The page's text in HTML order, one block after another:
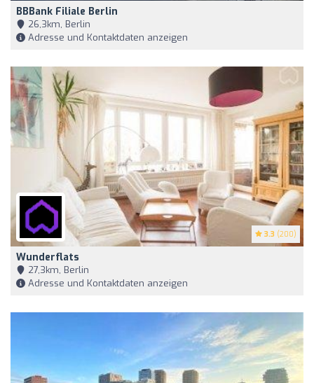
BBBank Filiale Berlin
26,3km, Berlin
Adresse und Kontaktdaten anzeigen
3.3 (200)
Wunderflats
27,3km, Berlin
Adresse und Kontaktdaten anzeigen